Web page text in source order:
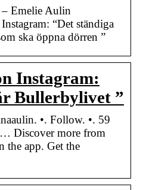
Emelie Aulin
“Det ständiga
ska öppna dörren ”
Instagram:
Bullerbylivet ”
•. Follow. •. 59
Discover more from
the app. Get the